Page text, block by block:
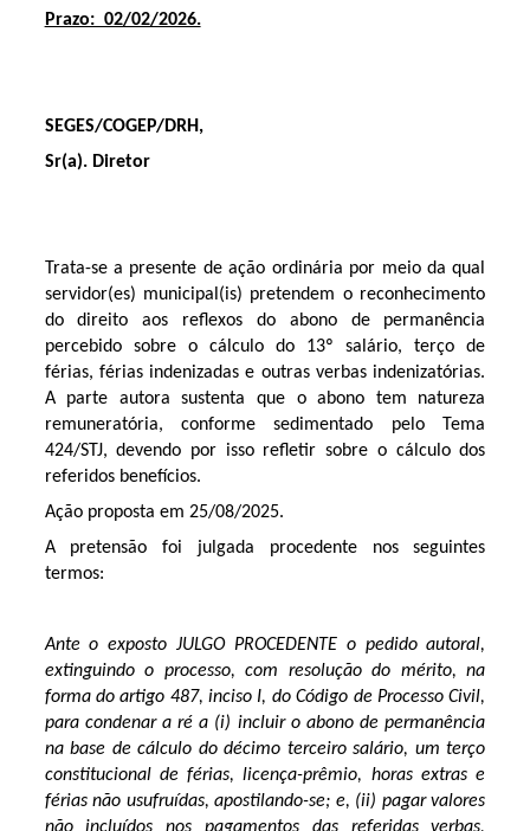
Prazo: 02/02/2026.
SEGES/COGEP/DRH,
Sr(a). Diretor
Trata-se a presente de ação ordinária por meio da qual
servidor(es) municipal(is) pretendem o reconhecimento
do direito aos reflexos do abono de permanência
percebido sobre o cálculo do 13º salário, terço de
férias, férias indenizadas e outras verbas indenizatórias.
A parte autora sustenta que o abono tem natureza
remuneratória, conforme sedimentado pelo Tema
424/STJ, devendo por isso refletir sobre o cálculo dos
referidos benefícios.
Ação proposta em 25/08/2025.
A pretensão foi julgada procedente nos seguintes
termos:
Ante o exposto JULGO PROCEDENTE o pedido autoral,
extinguindo o processo, com resolução do mérito, na
forma do artigo 487, inciso I, do Código de Processo Civil,
para condenar a ré a (i) incluir o abono de permanência
na base de cálculo do décimo terceiro salário, um terço
constitucional de férias, licença-prêmio, horas extras e
férias não usufruídas, apostilando-se; e, (ii) pagar valores